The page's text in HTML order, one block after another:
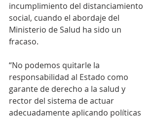
incumplimiento del distanciamiento
social, cuando el abordaje del
Ministerio de Salud ha sido un
fracaso.
“No podemos quitarle la
responsabilidad al Estado como
garante de derecho a la salud y
rector del sistema de actuar
adecuadamente aplicando políticas